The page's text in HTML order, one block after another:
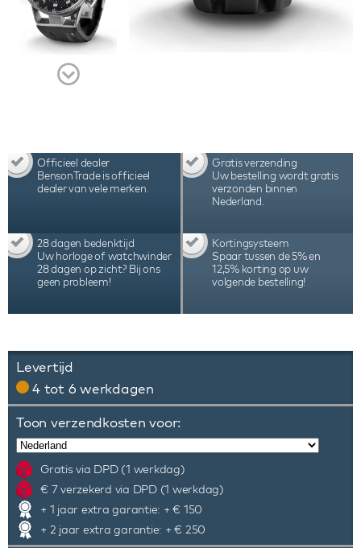
Officieel dealer
BensonTrade is officieel
dealer van vele merken.
Gratis verzending
Uw bestelling wordt gratis
verzonden binnen
Nederland.
28 dagen bedenktijd
Uw horloge of watchwinder
28 dagen op zicht? Bij ons
geen probleem!
Kortingsysteem
Spaar tussen de 5% en
12,5% korting op uw
volgende bestelling!
Levertijd
4 tot 6 werkdagen
Toon verzendkosten voor:
Gratis via DPD (1 werkdag)
€ 7 verzekerd via DPD (1 werkdag)
+ 1 jaar extra garantie: + € 150
+ 2 jaar extra garantie: + € 250